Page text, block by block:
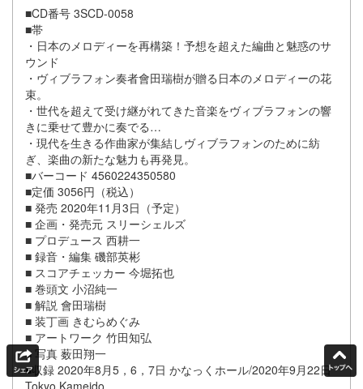
■CD番号 3SCD-0058
■帯
・日本のメロディーを再構築！予想を超えた編曲と魅惑のサ
ウンド
・ヴィブラフォン奏者會田瑞樹が贈る日本のメロディーの花
束。
・世代を超えて受け継がれてきた音楽をヴィブラフォンの響
きに乗せて豊かに奏でる…
・現代を生きる作曲家が集結しヴィブラフォンのために紡
ぎ、楽曲の新たな魅力も再発見。
■バーコード 4560224350580
■定価 3056円（税込）
■ 発売 2020年11月3日（予定）
■ 企画・発売元 スリーシェルズ
■ プロデュース 西耕一
■ 録音・編集 磯部英彬
■ スコアチェッカー 今堀拓也
■ 巻頭文 小沼純一
■ 解説 會田瑞樹
■ 装丁画 きむらめぐみ
■ アートワーク 竹田知弘
■ 写真 薮田翔一
■収録 2020年8月5，6，7日 かなっくホール/2020年9月22日
Tokyo,Kameido